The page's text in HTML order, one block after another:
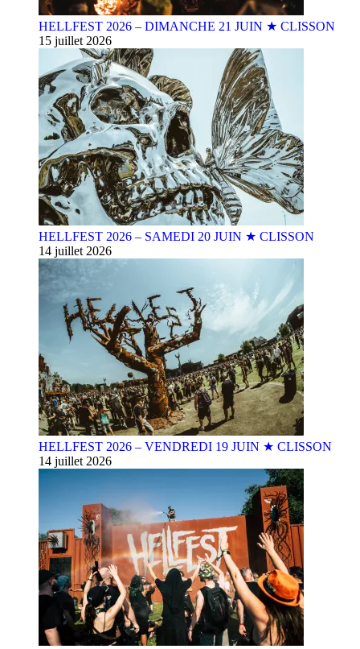
HELLFEST 2026 – DIMANCHE 21 JUIN ★ CLISSON
15 juillet 2026
HELLFEST 2026 – SAMEDI 20 JUIN ★ CLISSON
14 juillet 2026
HELLFEST 2026 – VENDREDI 19 JUIN ★ CLISSON
14 juillet 2026